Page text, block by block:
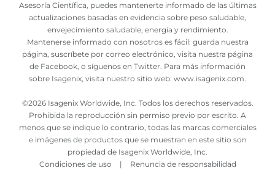
Asesoría Científica, puedes mantenerte informado de las últimas
actualizaciones basadas en evidencia sobre peso saludable,
envejecimiento saludable, energía y rendimiento.
Mantenerse informado con nosotros es fácil: guarda nuestra
página, suscríbete por correo electrónico, visita nuestra página
de Facebook, o síguenos en Twitter. Para más información
sobre Isagenix, visita nuestro sitio web: www.isagenix.com.
©2026 Isagenix Worldwide, Inc. Todos los derechos reservados.
Prohibida la reproducción sin permiso previo por escrito. A
menos que se indique lo contrario, todas las marcas comerciales
e imágenes de productos que se muestran en este sitio son
propiedad de Isagenix Worldwide, Inc.
Condiciones de uso
| Renuncia de responsabilidad